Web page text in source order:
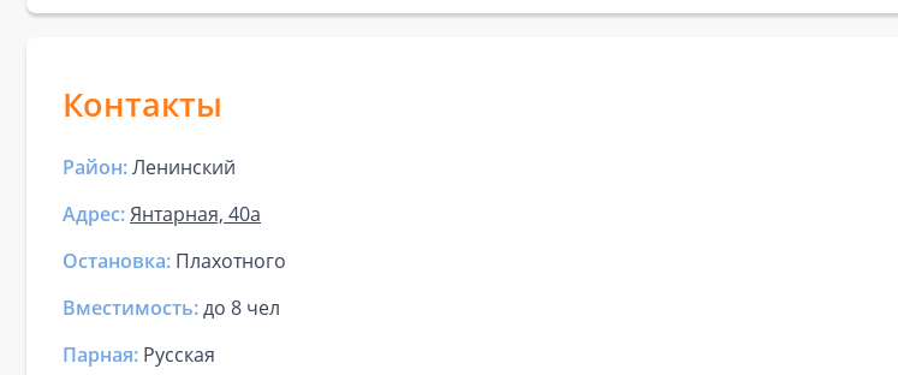
Контакты
Район:Ленинский
Адрес:Янтарная, 40а
Остановка: Плахотного
Вместимость:до 8 чел
Парная: Русская